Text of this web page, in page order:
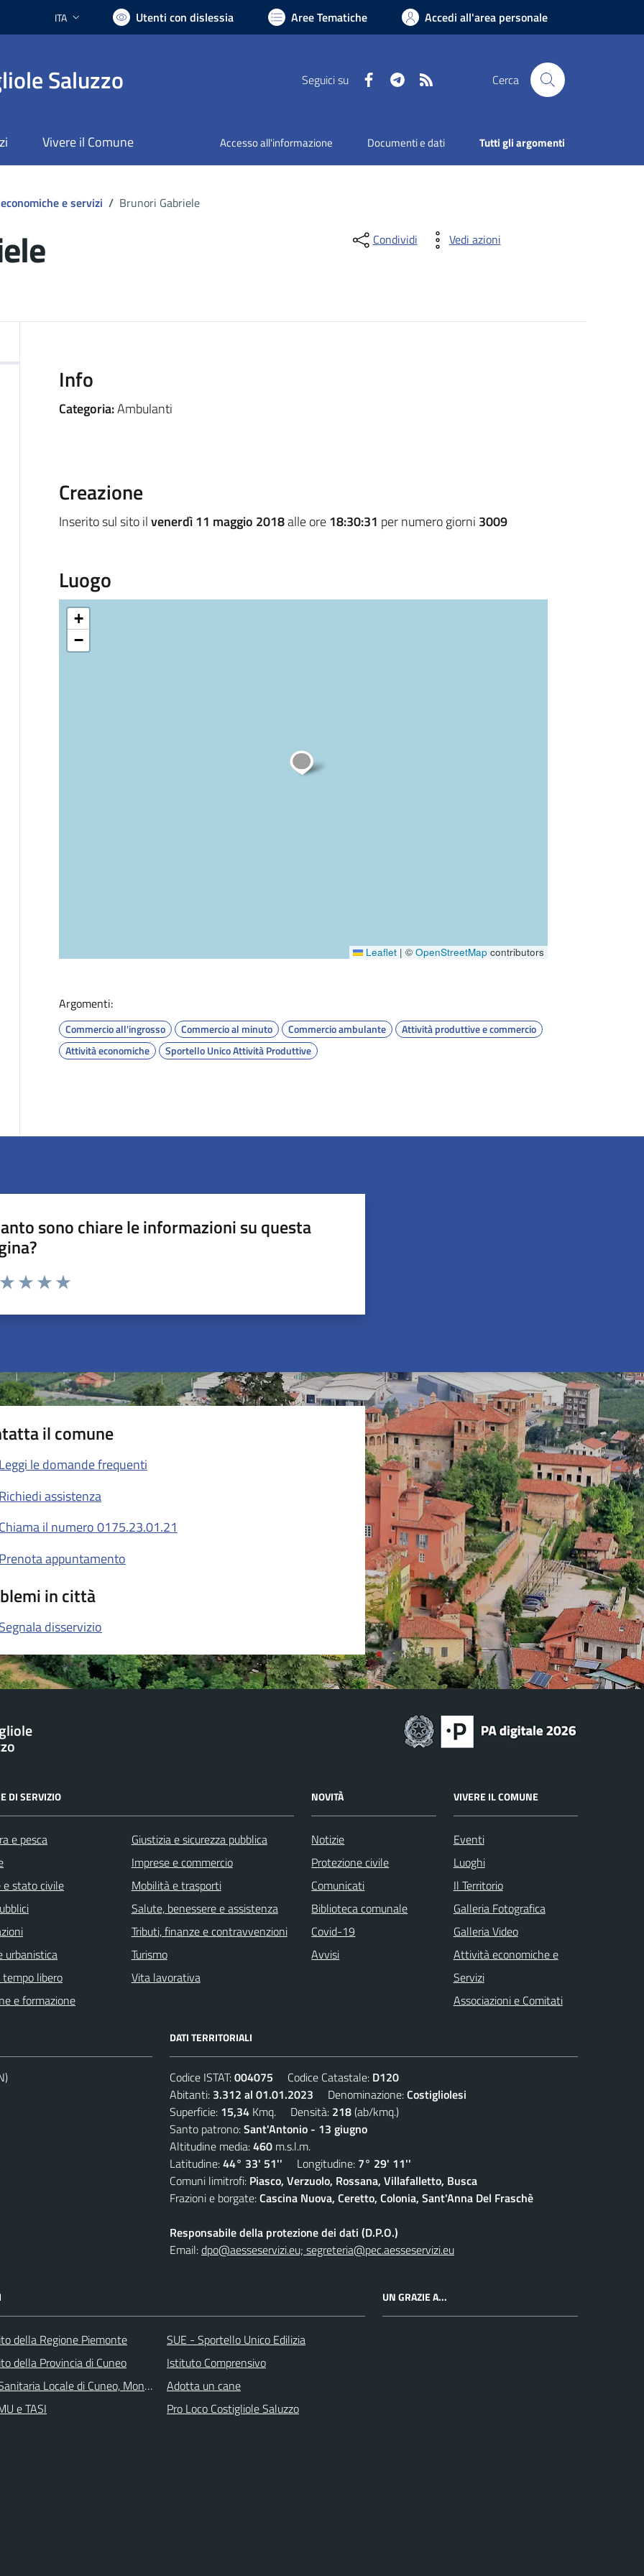
Lingua attiva:
ITA Utenti con dislessia Aree Tematiche Accedi all'area personale
Saluzzo Seguici su FacebookTelegram Cerca
Vivere il Comune Accesso all'informazione Documenti e dati Tutti gli argomenti
e servizi / Brunori Gabriele
Condividi Vedi azioni
Info
Categoria:Ambulanti
Creazione
Inserito sul sito ilvenerdì 11 maggio 2018alle ore18:30:31 per numero giorni 3009
Luogo
+
−
Leaflet | © OpenStreetMap contributors
Argomenti:
Commercio all'ingrosso Commercio al minuto Commercio ambulante
Attività produttive e commercio
Attività economiche
Sportello Unico Attività Produttive
sono chiare le informazioni su questa
da 1 a 5 stelle la pagina
il comune
Leggi le domande frequenti
Richiedi assistenza
Chiama il numero 0175.23.01.21
Prenota appuntamento
in città
Segnala disservizio
DI SERVIZIO
e pesca
e stato civile
urbanistica
libero
e formazione
Giustizia e sicurezza pubblica
Imprese e commercio
Mobilità e trasporti
Salute, benessere e assistenza
Tributi, finanze e contravvenzioni
Turismo
Vita lavorativa
NOVITÀ
Notizie
Protezione civile
Comunicati
Biblioteca comunale
Covid-19
Avvisi
VIVERE IL COMUNE
Eventi
Luoghi
Il Territorio
Galleria Fotografica
Galleria Video
Attività economiche e
Servizi
Associazioni e Comitati
DATI TERRITORIALI
Codice ISTAT:004075 Codice Catastale: D120
Abitanti: 3.312 al 01.01.2023 Denominazione:Costigliolesi
Superficie: 15,34 Kmq. Densità: 218(ab/kmq.)
Santo patrono:Sant'Antonio - 13 giugno
Altitudine media:460 m.s.l.m.
Latitudine:44° 33' 51'' Longitudine: 7° 29' 11''
Comuni limitrofi: Piasco, Verzuolo, Rossana, Villafalletto, Busca
Frazioni e borgate:Cascina Nuova, Ceretto, Colonia, Sant'Anna Del Fraschè
Responsabile della protezione dei dati (D.P.O.)
Email:dpo@aesseservizi.eu; segreteria@pec.aesseservizi.eu
della Regione Piemonte
della Provincia di Cuneo
Locale di Cuneo, Mondovì e Savigliano
e TASI
SUE - Sportello Unico Edilizia
Istituto Comprensivo
Adotta un cane
Pro Loco Costigliole Saluzzo
UN GRAZIE A...